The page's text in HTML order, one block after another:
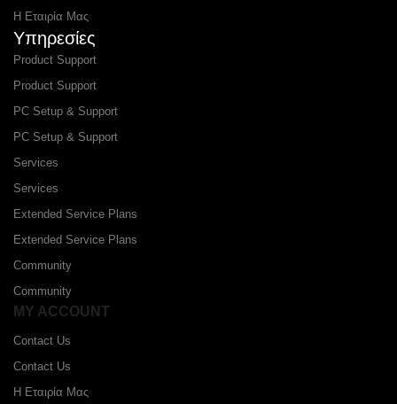
Η Εταιρία Μας
Υπηρεσίες
Product Support
Product Support
PC Setup & Support
PC Setup & Support
Services
Services
Extended Service Plans
Extended Service Plans
Community
Community
MY ACCOUNT
Contact Us
Contact Us
Η Εταιρία Μας